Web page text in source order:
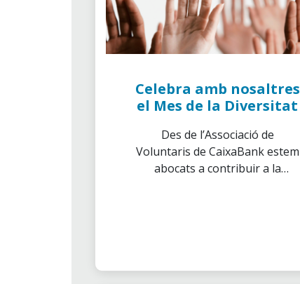
Celebra amb nosaltres
el Mes de la Diversitat
Des de l’Associació de
Voluntaris de CaixaBank estem
abocats a contribuir a la